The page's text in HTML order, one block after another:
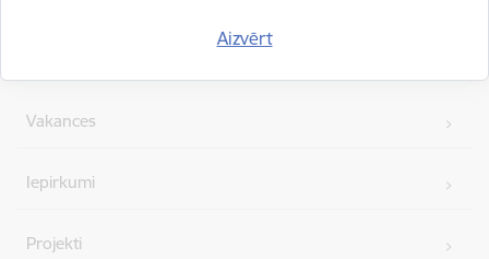
Aizvērt
Vakances
Iepirkumi
Projekti